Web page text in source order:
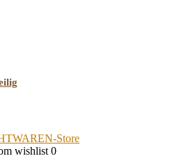
Store
wishlist 0